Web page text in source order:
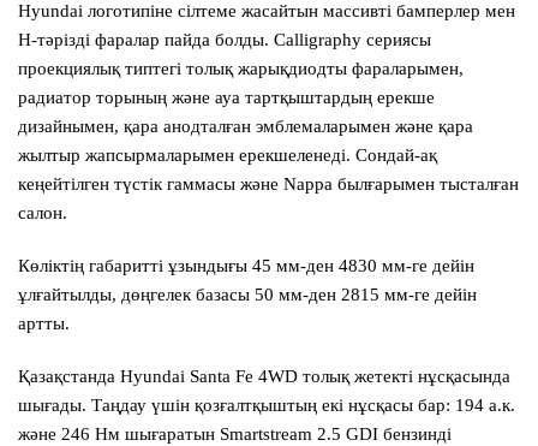
Hyundai логотипіне сілтеме жасайтын массивті бамперлер мен
Н-тәрізді фаралар пайда болды. Calligraphy сериясы
проекциялық типтегі толық жарықдиодты фараларымен,
радиатор торының және ауа тартқыштардың ерекше
дизайнымен, қара анодталған эмблемаларымен және қара
жылтыр жапсырмаларымен ерекшеленеді. Сондай-ақ
кеңейтілген түстік гаммасы және Nappa былғарымен тысталған
салон.
Көліктің габаритті ұзындығы 45 мм-ден 4830 мм-ге дейін
ұлғайтылды, дөңгелек базасы 50 мм-ден 2815 мм-ге дейін
артты.
Қазақстанда Hyundai Santa Fe 4WD толық жетекті нұсқасында
шығады. Таңдау үшін қозғалтқыштың екі нұсқасы бар: 194 а.к.
және 246 Нм шығаратын Smartstream 2.5 GDI бензинді